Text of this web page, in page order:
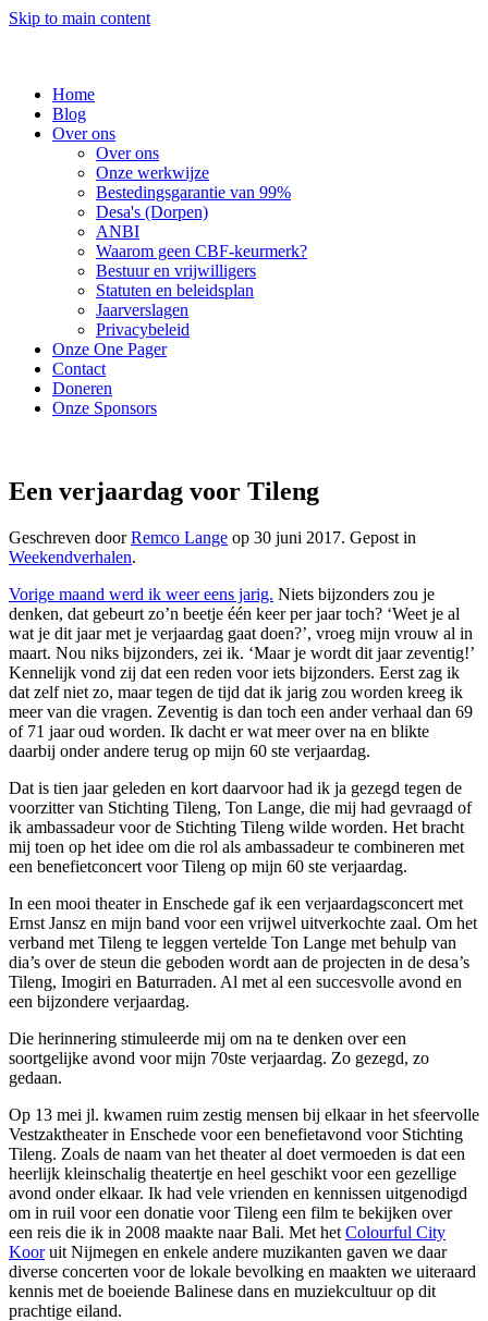
Skip to main content
Home
Blog
Over ons
Over ons
Onze werkwijze
Bestedingsgarantie van 99%
Desa's (Dorpen)
ANBI
Waarom geen CBF-keurmerk?
Bestuur en vrijwilligers
Statuten en beleidsplan
Jaarverslagen
Privacybeleid
Onze One Pager
Contact
Doneren
Onze Sponsors
Een verjaardag voor Tileng
Geschreven doorRemco Lange op 30 juni 2017. Gepost in
Weekendverhalen.
Vorige maand werd ik weer eens jarig. Niets bijzonders zou je
denken, dat gebeurt zo’n beetje één keer per jaar toch? ‘Weet je al
wat je dit jaar met je verjaardag gaat doen?’, vroeg mijn vrouw al in
maart. Nou niks bijzonders, zei ik. ‘Maar je wordt dit jaar zeventig!’
Kennelijk vond zij dat een reden voor iets bijzonders. Eerst zag ik
dat zelf niet zo, maar tegen de tijd dat ik jarig zou worden kreeg ik
meer van die vragen. Zeventig is dan toch een ander verhaal dan 69
of 71 jaar oud worden. Ik dacht er wat meer over na en blikte
daarbij onder andere terug op mijn 60 ste verjaardag.
Dat is tien jaar geleden en kort daarvoor had ik ja gezegd tegen de
voorzitter van Stichting Tileng, Ton Lange, die mij had gevraagd of
ik ambassadeur voor de Stichting Tileng wilde worden. Het bracht
mij toen op het idee om die rol als ambassadeur te combineren met
een benefietconcert voor Tileng op mijn 60 ste verjaardag.
In een mooi theater in Enschede gaf ik een verjaardagsconcert met
Ernst Jansz en mijn band voor een vrijwel uitverkochte zaal. Om het
verband met Tileng te leggen vertelde Ton Lange met behulp van
dia’s over de steun die geboden wordt aan de projecten in de desa’s
Tileng, Imogiri en Baturraden. Al met al een succesvolle avond en
een bijzondere verjaardag.
Die herinnering stimuleerde mij om na te denken over een
soortgelijke avond voor mijn 70ste verjaardag. Zo gezegd, zo
gedaan.
Op 13 mei jl. kwamen ruim zestig mensen bij elkaar in het sfeervolle
Vestzaktheater in Enschede voor een benefietavond voor Stichting
Tileng. Zoals de naam van het theater al doet vermoeden is dat een
heerlijk kleinschalig theatertje en heel geschikt voor een gezellige
avond onder elkaar. Ik had vele vrienden en kennissen uitgenodigd
om in ruil voor een donatie voor Tileng een film te bekijken over
een reis die ik in 2008 maakte naar Bali. Met het Colourful City
Kooruit Nijmegen en enkele andere muzikanten gaven we daar
diverse concerten voor de lokale bevolking en maakten we uiteraard
kennis met de boeiende Balinese dans en muziekcultuur op dit
prachtige eiland.